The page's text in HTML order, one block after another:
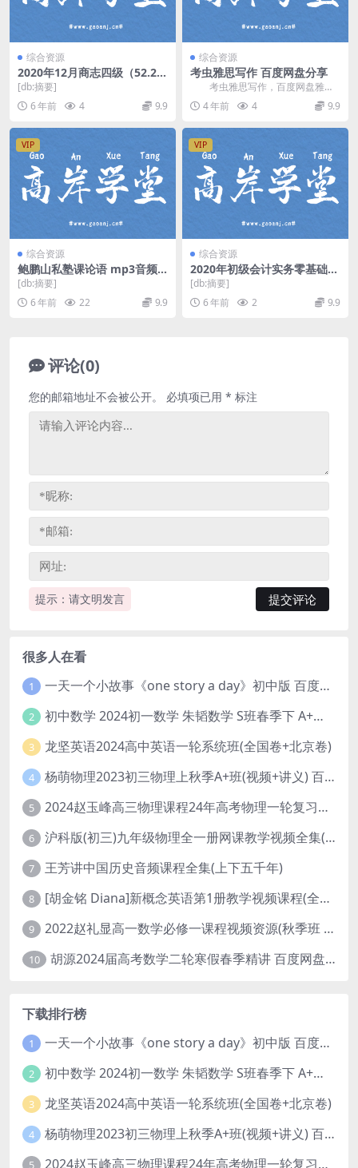
综合资源
2020年12月商志四级（52.2G
高清视频）百度网盘
[db:摘要]
6 年前
4 9.9
综合资源
考虫雅思写作 百度网盘分享
考虫雅思写作，百度网盘雅思
英语课程2.31G高清视频。 资
源目录 写作1...
4 年前 4 9.9
VIP
综合资源
鲍鹏山私塾课论语 mp3音频
百度网盘
[db:摘要]
6 年前
22 9.9
VIP
综合资源
2020年初级会计实务零基础精
讲高志谦预习进阶（9讲全）
（高清视频）百度网盘
[db:摘要]
6 年前
2 9.9
评论(0)
提示：请文明发言
您的邮箱地址不会被公开。 必填项已用 * 标注
很多人在看
1 一天一个小故事《one story a day》初中版 百度网盘分享下载
2 初中数学 2024初一数学 朱韬数学 S班春季下 A+班春季下 百度云网盘
3 龙坚英语2024高中英语一轮系统班(全国卷+北京卷)
4 杨萌物理2023初三物理上秋季A+班(视频+讲义) 百度网盘分享
5 2024赵玉峰高三物理课程24年高考物理一轮复习网课教程
6 沪科版(初三)九年级物理全一册网课教学视频全集(录播版 杜春雨 66讲)
7 王芳讲中国历史音频课程全集(上下五千年)
8 [胡金铭 Diana]新概念英语第1册教学视频课程(全集 百度网盘下载)
9 2022赵礼显高一数学必修一课程视频资源(秋季班 含讲义)百度网盘云
10 胡源2024届高考数学二轮寒假春季精讲 百度网盘分享
下载排行榜
1 一天一个小故事《one story a day》初中版 百度网盘分享下载
2 初中数学 2024初一数学 朱韬数学 S班春季下 A+班春季下 百度云网盘
3 龙坚英语2024高中英语一轮系统班(全国卷+北京卷)
4 杨萌物理2023初三物理上秋季A+班(视频+讲义) 百度网盘分享
5 2024赵玉峰高三物理课程24年高考物理一轮复习网课教程